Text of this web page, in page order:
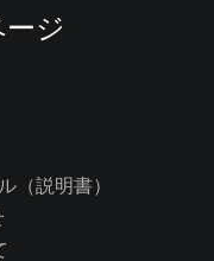
ジ
（説明書）